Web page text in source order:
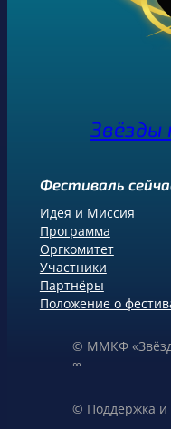
Звёзды
Фестиваль
Идея и Миссия
Программа
Оргкомитет
Участники
Партнёры
Положение о
© ММКФ
∞
© Поддержка и